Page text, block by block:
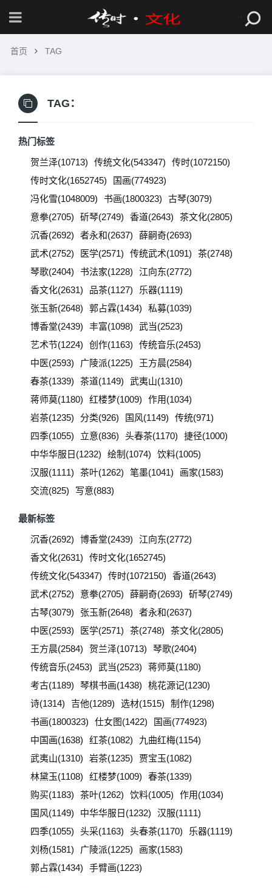
首页 TAG
TAG：
热门标签
贺兰泽(10713) 传统文化(543347)
传时(1072150)
传时文化(1652745)
国画(774923)
冯化雪(1048009)
书画(1800323)
古琴(3079)
意拳(2705)
斫琴(2749) 香道(2643)
茶文化(2805)
沉香(2692)
者永和(2637)
薛嗣奇(2693)
武术(2752)
医学(2571) 传统武术(1091)
茶(2748)
琴歌(2404)
书法家(1228)
江向东(2772)
香文化(2631)
品茶(1127)
乐器(1119)
张玉新(2648)
郭占霖(1434)
私募(1039)
博香堂(2439)
丰富(1098)
武当(2523)
艺术节(1224)
创作(1163)
传统音乐(2453)
中医(2593)
广陵派(1225)
王方晨(2584)
春茶(1339)
茶道(1149)
武夷山(1310)
蒋师莫(1180)
红楼梦(1009)
作用(1034)
岩茶(1235)
分类(926) 国风(1149)
传统(971)
四季(1055)
立意(836) 头春茶(1170)
捷径(1000)
中华华服日(1232)
绘制(1074)
饮料(1005)
汉服(1111)
茶叶(1262) 笔墨(1041)
画家(1583)
交流(825)
写意(883)
最新标签
沉香(2692) 博香堂(2439)
江向东(2772)
香文化(2631)
传时文化(1652745)
传统文化(543347)
传时(1072150)
香道(2643)
武术(2752)
意拳(2705) 薛嗣奇(2693)
斫琴(2749)
古琴(3079)
张玉新(2648)
者永和(2637)
中医(2593)
医学(2571) 茶(2748)
茶文化(2805)
王方晨(2584)
贺兰泽(10713)
琴歌(2404)
传统音乐(2453)
武当(2523)
蒋师莫(1180)
考古(1189)
琴棋书画(1438)
桃花源记(1230)
诗(1314)
吉他(1289) 选材(1515)
制作(1298)
书画(1800323)
仕女图(1422)
国画(774923)
中国画(1638)
红茶(1082)
九曲红梅(1154)
武夷山(1310)
岩茶(1235)
贾宝玉(1082)
林黛玉(1108)
红楼梦(1009)
春茶(1339)
购买(1183)
茶叶(1262) 饮料(1005)
作用(1034)
国风(1149)
中华华服日(1232)
汉服(1111)
四季(1055)
头采(1163) 头春茶(1170)
乐器(1119)
刘杨(1581)
广陵派(1225)
画家(1583)
郭占霖(1434)
手臂画(1223)